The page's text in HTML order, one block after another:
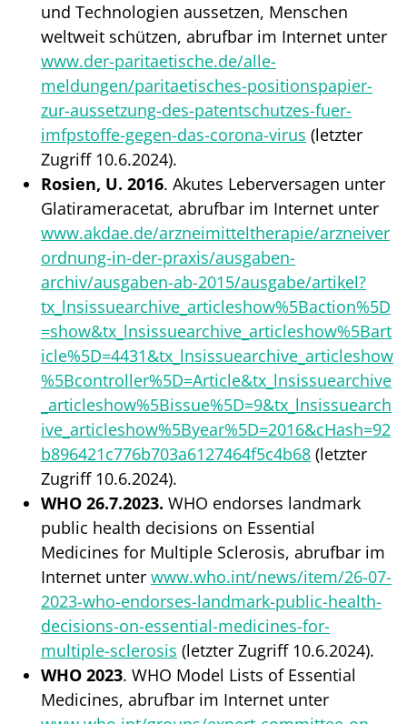
und Technologien aussetzen, Menschen
weltweit schützen, abrufbar im Internet unter
www.der-paritaetische.de/alle-
meldungen/paritaetisches-positionspapier-
zur-aussetzung-des-patentschutzes-fuer-
imfpstoffe-gegen-das-corona-virus (letzter
Zugriff 10.6.2024).
Rosien, U. 2016. Akutes Leberversagen unter
Glatirameracetat, abrufbar im Internet unter
www.akdae.de/arzneimitteltherapie/arzneiver
ordnung-in-der-praxis/ausgaben-
archiv/ausgaben-ab-2015/ausgabe/artikel?
tx_lnsissuearchive_articleshow%5Baction%5D
=show&tx_lnsissuearchive_articleshow%5Bart
icle%5D=4431&tx_lnsissuearchive_articleshow
%5Bcontroller%5D=Article&tx_lnsissuearchive
_articleshow%5Bissue%5D=9&tx_lnsissuearch
ive_articleshow%5Byear%5D=2016&cHash=92
b896421c776b703a6127464f5c4b68 (letzter
Zugriff 10.6.2024).
WHO 26.7.2023. WHO endorses landmark
public health decisions on Essential
Medicines for Multiple Sclerosis, abrufbar im
Internet unter www.who.int/news/item/26-07-
2023-who-endorses-landmark-public-health-
decisions-on-essential-medicines-for-
multiple-sclerosis (letzter Zugriff 10.6.2024).
WHO 2023. WHO Model Lists of Essential
Medicines, abrufbar im Internet unter